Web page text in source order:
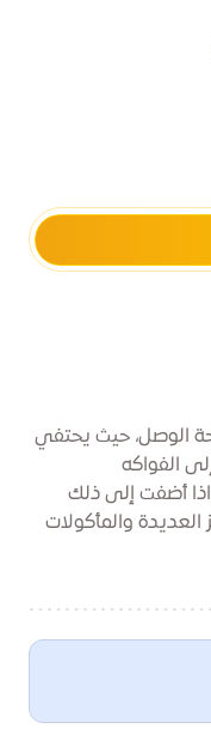
الوصل، حيث يحتفي
الفواكه
واذا أضفت إلى ذلك
العديدة والمأكولات
عائلتك على ذكريات